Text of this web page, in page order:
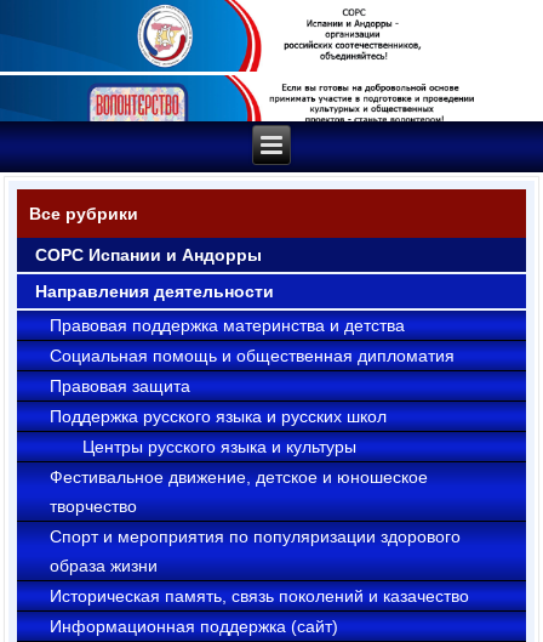
Все рубрики
СОРС Испании и Андорры
Направления деятельности
Правовая поддержка материнства и детства
Социальная помощь и общественная дипломатия
Правовая защита
Поддержка русского языка и русских школ
Центры русского языка и культуры
Фестивальное движение, детское и юношеское
творчество
Cпорт и мероприятия по популяризации здорового
образа жизни
Историческая память, связь поколений и казачество
Информационная поддержка (сайт)